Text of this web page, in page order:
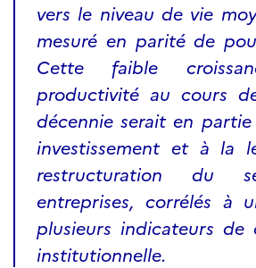
vers le niveau de vie
mesuré en parité de
Cette faible
productivité au cours
décennie serait en
investissement et à la
restructuration du
entreprises, corrélés à
plusieurs indicateurs de
institutionnelle.